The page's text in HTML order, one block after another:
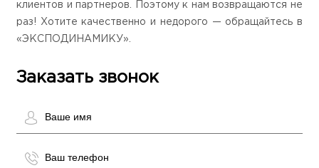
клиентов и партнеров. Поэтому к нам возвращаются не
раз! Хотите качественно и недорого — обращайтесь в
«ЭКСПОДИНАМИКУ».
Заказать звонок